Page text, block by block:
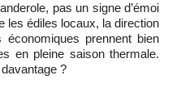
pas un signe d’émoi
les édiles locaux, la direction
prennent bien
en pleine saison thermale.
?